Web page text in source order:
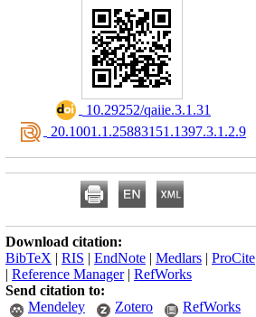
‎ 10.29252/qaiie.3.1.31
‎ 20.1001.1.25883151.1397.3.1.2.9
Download citation:
BibTeX | RIS | EndNote | Medlars | ProCite
| Reference Manager| RefWorks
Send citation to:
Mendeley
Zotero RefWorks